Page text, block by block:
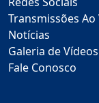
Transmissões Ao
Notícias
Galeria de Vídeos
Fale Conosco